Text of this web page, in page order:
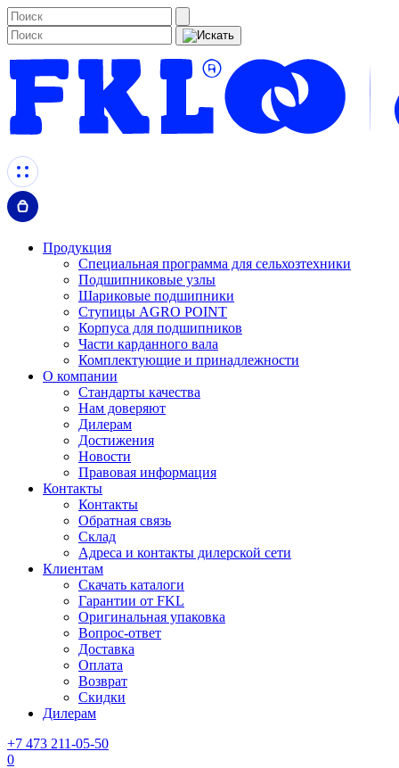
Продукция
Специальная программа для сельхозтехники
Подшипниковые узлы
Шариковые подшипники
Ступицы AGRO POINT
Корпуса для подшипников
Части карданного вала
Комплектующие и принадлежности
О компании
Стандарты качества
Нам доверяют
Дилерам
Достижения
Новости
Правовая информация
Контакты
Контакты
Обратная связь
Склад
Адреса и контакты дилерской сети
Клиентам
Скачать каталоги
Гарантии от FKL
Оригинальная упаковка
Вопрос-ответ
Доставка
Оплата
Возврат
Скидки
Дилерам
+7 473 211-05-50
0